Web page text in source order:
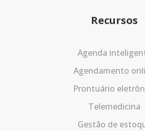
Recursos
Agenda
Agendamento
Prontuário
Telemedicina
Gestão de